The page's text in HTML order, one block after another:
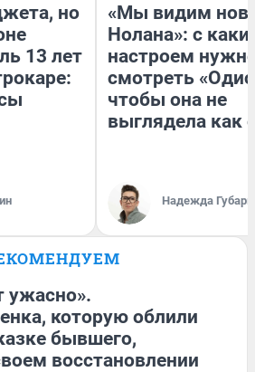
но
13 лет
«Мы видим
Нолана»: с
настроем
смотреть
чтобы она не
выглядела как
Надежда Губарь
ужасно».
которую облили
бывшего,
восстановлении